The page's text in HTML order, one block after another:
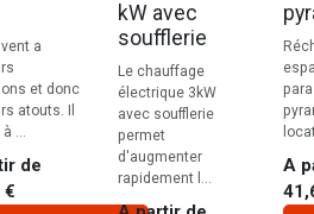
a
et donc
atouts. Il
...
de
€
kW avec
soufflerie
Le chauffage
électrique 3kW
avec soufflerie
permet
d'augmenter
rapidement l...
A